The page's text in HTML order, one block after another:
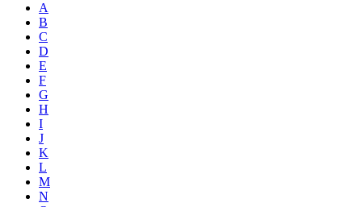
A
B
C
D
E
F
G
H
I
J
K
L
M
N